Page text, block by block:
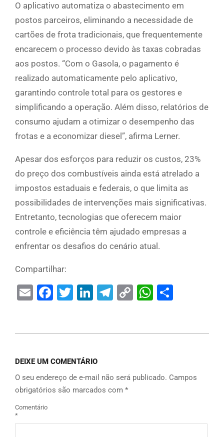
O aplicativo automatiza o abastecimento em
postos parceiros, eliminando a necessidade de
cartões de frota tradicionais, que frequentemente
encarecem o processo devido às taxas cobradas
aos postos. “Com o Gasola, o pagamento é
realizado automaticamente pelo aplicativo,
garantindo controle total para os gestores e
simplificando a operação. Além disso, relatórios de
consumo ajudam a otimizar o desempenho das
frotas e a economizar diesel”, afirma Lerner.
Apesar dos esforços para reduzir os custos, 23%
do preço dos combustíveis ainda está atrelado a
impostos estaduais e federais, o que limita as
possibilidades de intervenções mais significativas.
Entretanto, tecnologias que oferecem maior
controle e eficiência têm ajudado empresas a
enfrentar os desafios do cenário atual.
Compartilhar:
EmailFacebook
Twitter
LinkedIn
Telegram
Copy
DEIXE UM COMENTÁRIO
O seu endereço de e-mail não será publicado. Campos
obrigatórios são marcados com *
Comentário
*